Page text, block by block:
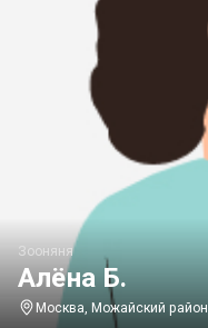
Алёна Б.
Зооняня
Москва, Можайский район